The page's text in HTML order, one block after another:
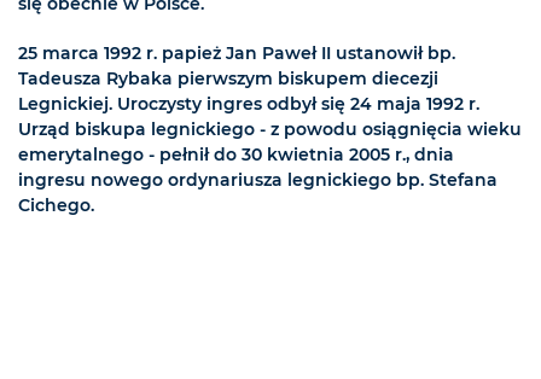
25 marca 1992 r. papież Jan Paweł II ustanowił bp.
Tadeusza Rybaka pierwszym biskupem diecezji
Legnickiej. Uroczysty ingres odbył się 24 maja 1992 r.
Urząd biskupa legnickiego - z powodu osiągnięcia wieku
emerytalnego - pełnił do 30 kwietnia 2005 r., dnia
ingresu nowego ordynariusza legnickiego bp. Stefana
Cichego.